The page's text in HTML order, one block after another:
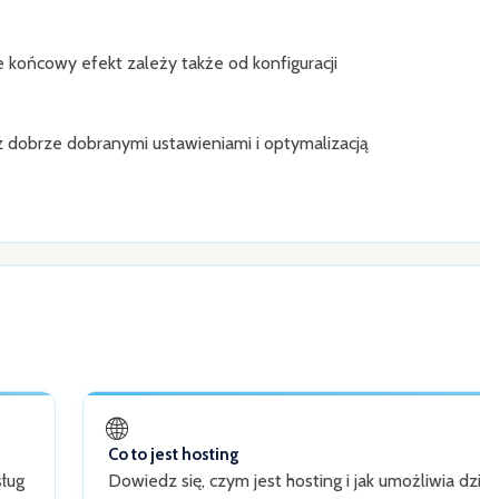
efekt zależy także od konfiguracji
dobranymi ustawieniami i optymalizacją
🌐
Co to jest hosting
Dowiedz się, czym jest hosting i jak umożliwia